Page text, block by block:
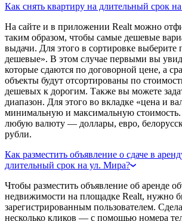
Как снять квартиру на длительный срок
На сайте и в приложении Realt можно
таким образом, чтобы самые дешевые
выдачи. Для этого в сортировке выберите
дешевые». В этом случае первыми вы
которые сдаются по договорной цене, а
объекты будут отсортированы по
дешевых к дорогим. Также вы можете
диапазон. Для этого во вкладке «цена и
минимальную и максимальную
любую валюту — доллары, евро,
рубли.
Как разместить объявление о сдаче в
длительный срок на ул. Мира?
Чтобы разместить объявление об аренде
недвижимости на площадке Realt, нужно
зарегистрированным пользователем.
несколько кликов — с помощью номера